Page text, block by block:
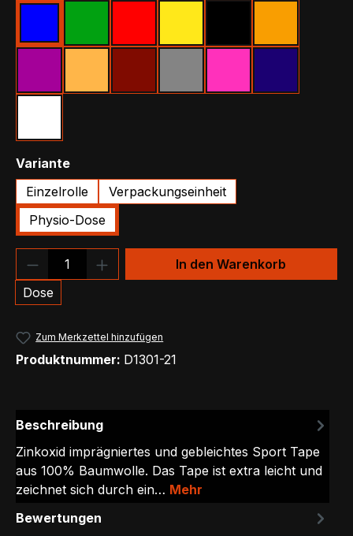
Varianteauswählen
Einzelrolle
Verpackungseinheit
Physio-Dose
Produkt Anzahl: Gib den
Dose
In den Warenkorb
Zum Merkzettel hinzufügen
Produktnummer: D1301-21
Beschreibung
Zinkoxid imprägniertes und gebleichtes Sport Tape
aus 100% Baumwolle. Das Tape ist extra leicht und
zeichnet sich durch ein… Mehr
Bewertungen